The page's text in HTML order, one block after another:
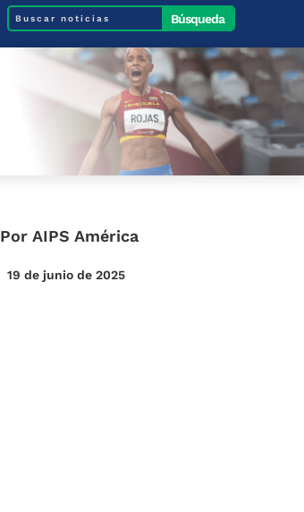
Por AIPS América
19 de junio de 2025